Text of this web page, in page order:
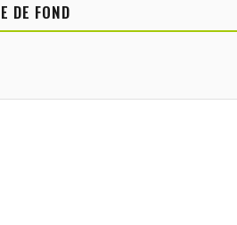
DE FOND